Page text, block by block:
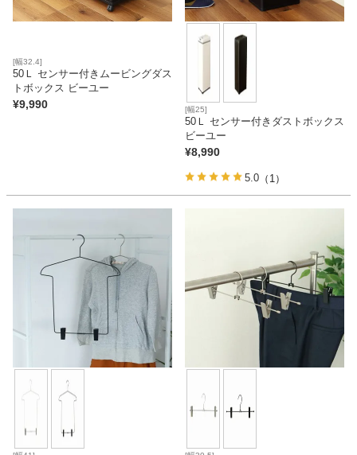
[幅32.4]
50Ｌ センサー付きムービングダス
トボックス ビーユー
¥9,990 [幅25]
50Ｌ センサー付きダストボックス
ビーユー
¥8,990
5.0 （1）